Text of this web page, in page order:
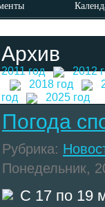
Архив
2011 год
2012
2018 год
год
2025 год
Погода
Рубрика:
Понедельник,
С 17 по 19